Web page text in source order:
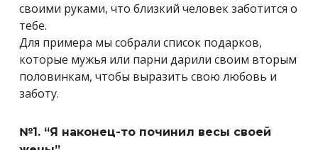
своими руками, что близкий человек заботится о
тебе.
Для примера мы собрали список подарков,
которые мужья или парни дарили своим вторым
половинкам, чтобы выразить свою любовь и
заботу.
№1. “Я наконец-то починил весы своей